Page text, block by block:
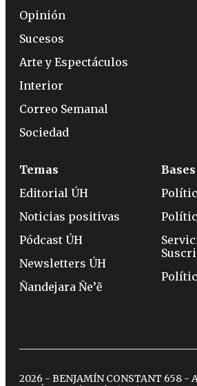
Opinión
Sucesos
Arte y Espectáculos
Interior
Correo Semanal
Sociedad
Temas
Editorial ÚH
Noticias positivas
Pódcast ÚH
Newsletters ÚH
Ñandejara Ñe’ẽ
2026 - BENJAMÍN CONSTANT 658 -